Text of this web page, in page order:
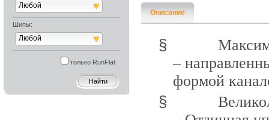
Любой
Шипы:
Любой
только RunFlat
Описание
§
–
формой
§